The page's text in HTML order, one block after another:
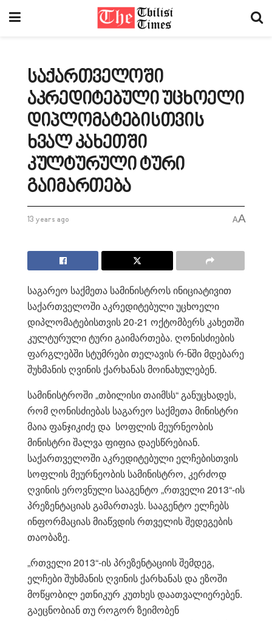
საქართველოში
აკრედიტებული უცხოელი
დიპლომატებისთვის
ხვალ კახეთში
კულტურული ტური
გაიმართება
13 years ago AA
საგარეო საქმეთა სამინისტროს ინიციატივით
საქართველოში აკრედიტებული უცხოელი
დიპლომატებისთვის 20-21 ოქტომბერს კახეთში
კულტურული ტური გაიმართება. ღონისძიების
ფარგლებში სტუმრები თელავის რ-ნში მდებარე
შუხმანის ღვინის ქარხანას მოინახულებენ.
სამინისტროში „თბილისი თაიმსს“ განუცხადეს,
რომ ღონისძიებას საგარეო საქმეთა მინისტრი
მაია ფანჯიკიძე და სოფლის მეურნეობის
მინისტრი შალვა ფიფია დაესწრებიან.
საქართველოში აკრედიტებული ელჩებისთვის
სოფლის მეურნეობის სამინისტრო, კერძოდ
ღვინის ეროვნული სააგენტო „რთველი 2013“-ის
პრეზენტაციას გამართავს. სააგენტო ელჩებს
ინფორმაციას მიაწვდის რთველის შედეგების
თაობაზე.
„რთველი 2013“-ის პრეზენტაციის შემდეგ,
ელჩები შუხმანის ღვინის ქარხანას და ეზოში
მოწყობილ ეთნიკურ კუთხეს დაათვალიერებენ.
გაეცნობიან თუ როგორ ზეიმობენ